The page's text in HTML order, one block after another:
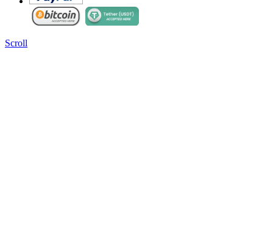
Scroll